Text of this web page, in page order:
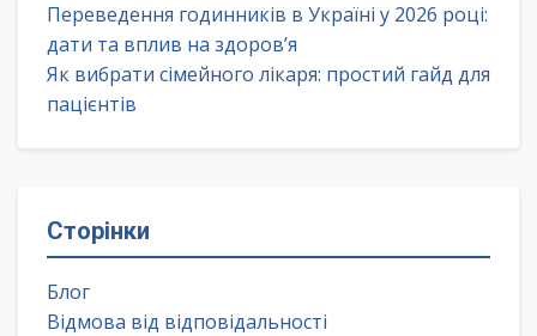
Переведення годинників в Україні у 2026 році:
дати та вплив на здоров’я
Як вибрати сімейного лікаря: простий гайд для
пацієнтів
Сторінки
Блог
Відмова від відповідальності